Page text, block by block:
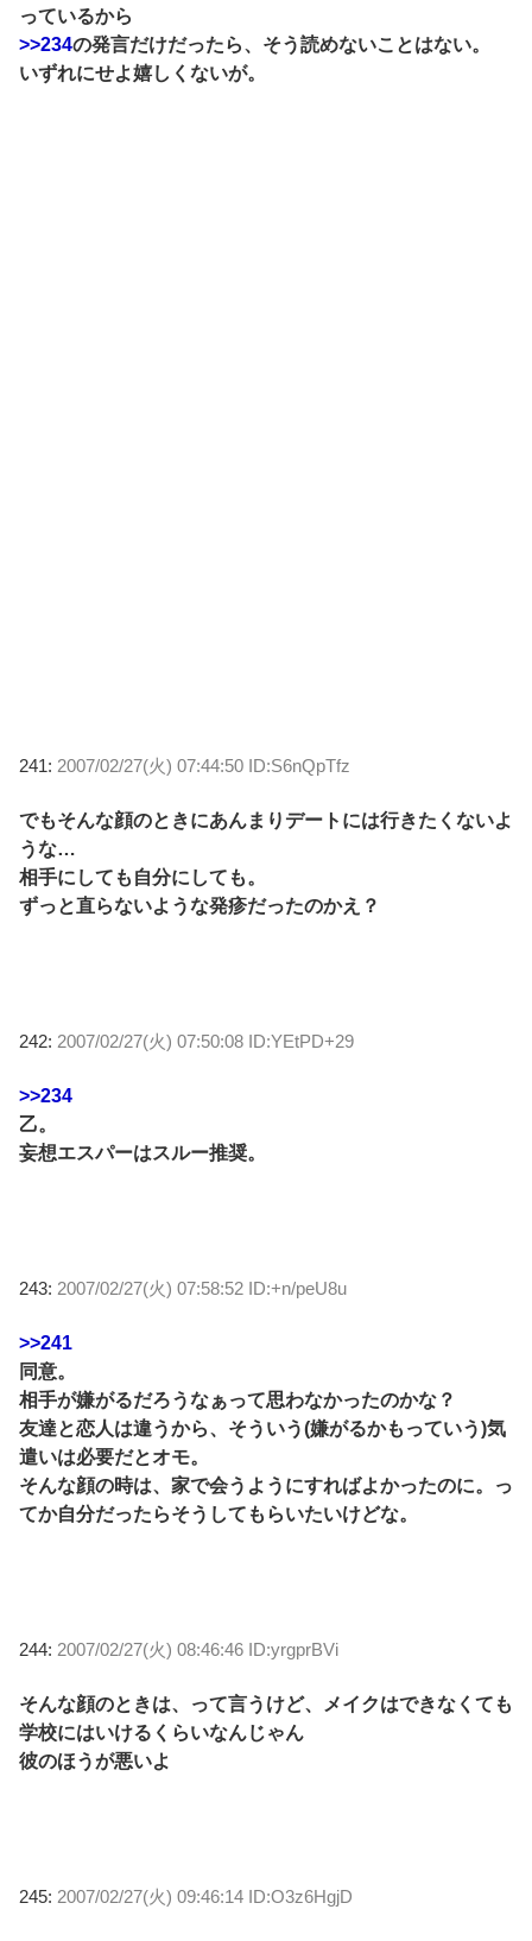
っているから
>>234の発言だけだったら、そう読めないことはない。
いずれにせよ嬉しくないが。
241: 2007/02/27(火) 07:44:50 ID:S6nQpTfz
でもそんな顔のときにあんまりデートには行きたくないよ
うな…
相手にしても自分にしても。
ずっと直らないような発疹だったのかえ？
242: 2007/02/27(火) 07:50:08 ID:YEtPD+29
>>234
乙。
妄想エスパーはスルー推奨。
243: 2007/02/27(火) 07:58:52 ID:+n/peU8u
>>241
同意。
相手が嫌がるだろうなぁって思わなかったのかな？
友達と恋人は違うから、そういう(嫌がるかもっていう)気
遣いは必要だとオモ。
そんな顔の時は、家で会うようにすればよかったのに。っ
てか自分だったらそうしてもらいたいけどな。
244: 2007/02/27(火) 08:46:46 ID:yrgprBVi
そんな顔のときは、って言うけど、メイクはできなくても
学校にはいけるくらいなんじゃん
彼のほうが悪いよ
245: 2007/02/27(火) 09:46:14 ID:O3z6HgjD